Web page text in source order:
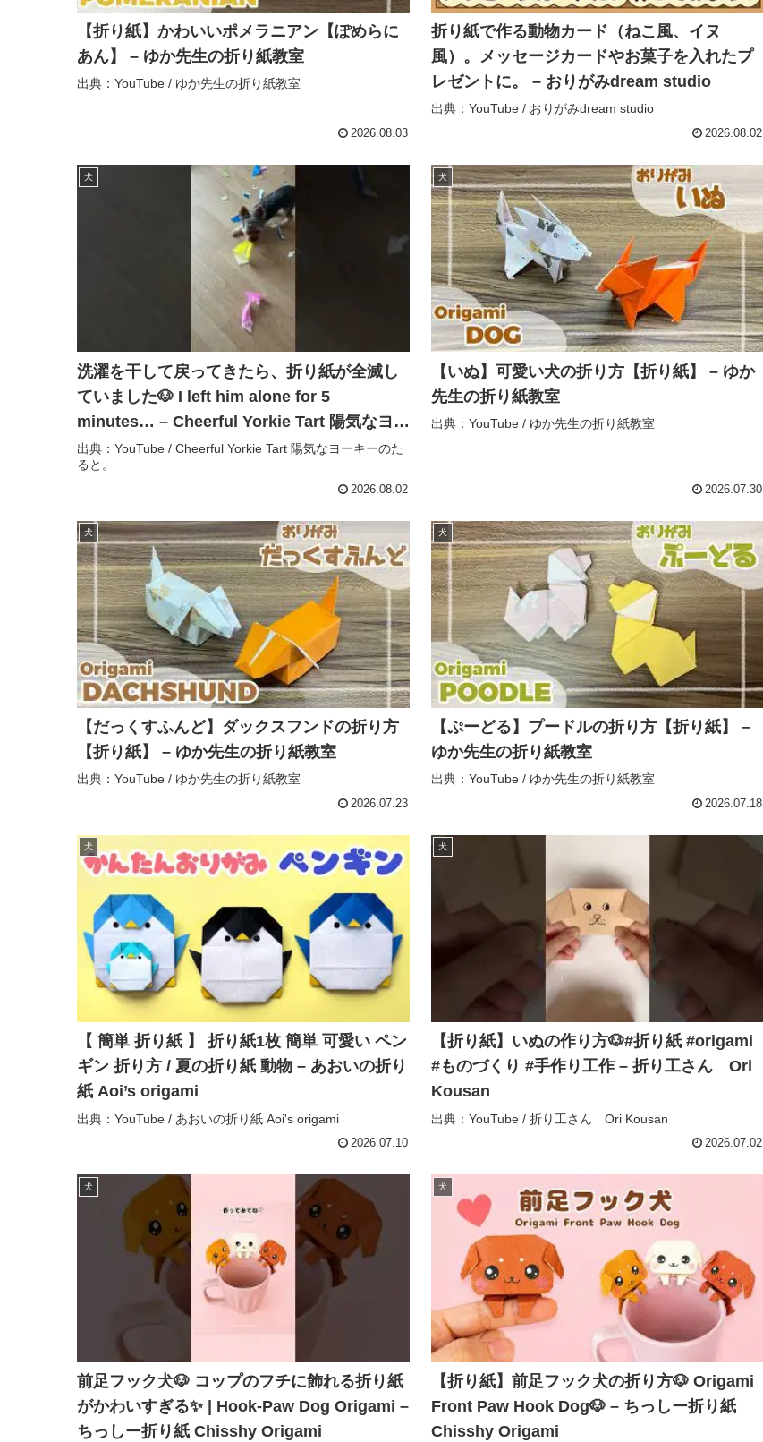
【折り紙】かわいいポメラニアン【ぽめらに
あん】 – ゆか先生の折り紙教室
出典：YouTube / ゆか先生の折り紙教室
2026.08.03
折り紙で作る動物カード（ねこ風、イヌ
風）。メッセージカードやお菓子を入れたプ
レゼントに。 – おりがみdream studio
出典：YouTube / おりがみdream studio
2026.08.02
犬
洗濯を干して戻ってきたら、折り紙が全滅し
ていました🐶 I left him alone for 5
minutes… – Cheerful Yorkie Tart 陽気なヨー
キーのたると。
出典：YouTube / Cheerful Yorkie Tart 陽気なヨーキーのた
ると。
2026.08.02
犬
【いぬ】可愛い犬の折り方【折り紙】 – ゆか
先生の折り紙教室
出典：YouTube / ゆか先生の折り紙教室
2026.07.30
犬
【だっくすふんど】ダックスフンドの折り方
【折り紙】 – ゆか先生の折り紙教室
出典：YouTube / ゆか先生の折り紙教室
2026.07.23
犬
【ぷーどる】プードルの折り方【折り紙】 –
ゆか先生の折り紙教室
出典：YouTube / ゆか先生の折り紙教室
2026.07.18
犬
【 簡単 折り紙 】 折り紙1枚 簡単 可愛い ペン
ギン 折り方 / 夏の折り紙 動物 – あおいの折り
紙 Aoi’s origami
出典：YouTube / あおいの折り紙 Aoi's origami
2026.07.10
犬
【折り紙】いぬの作り方🐶#折り紙 #origami
#ものづくり #手作り工作 – 折り工さん Ori
Kousan
出典：YouTube / 折り工さん Ori Kousan
2026.07.02
犬
前足フック犬🐶 コップのフチに飾れる折り紙
がかわいすぎる✨ | Hook-Paw Dog Origami –
ちっしー折り紙 Chisshy Origami
犬
【折り紙】前足フック犬の折り方🐶 Origami
Front Paw Hook Dog🐶 – ちっしー折り紙
Chisshy Origami